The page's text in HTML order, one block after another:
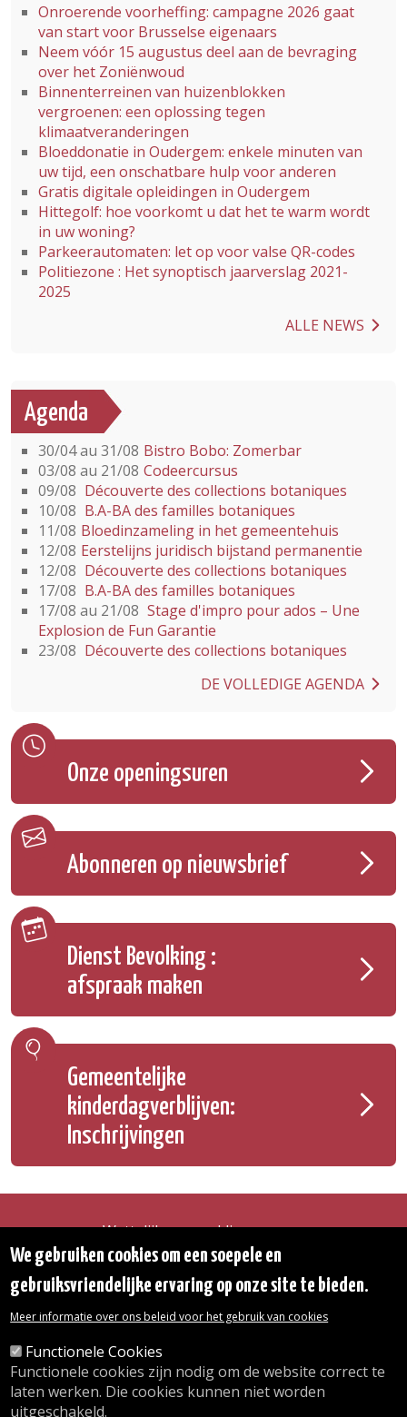
Onroerende voorheffing: campagne 2026 gaat
van start voor Brusselse eigenaars
Neem vóór 15 augustus deel aan de bevraging
over het Zoniënwoud
Binnenterreinen van huizenblokken
vergroenen: een oplossing tegen
klimaatveranderingen
Bloeddonatie in Oudergem: enkele minuten van
uw tijd, een onschatbare hulp voor anderen
Gratis digitale opleidingen in Oudergem
Hittegolf: hoe voorkomt u dat het te warm wordt
in uw woning?
Parkeerautomaten: let op voor valse QR-codes
Politiezone : Het synoptisch jaarverslag 2021-
2025
ALLE NEWS
Agenda
30/04 au 31/08 Bistro Bobo: Zomerbar
03/08 au 21/08 Codeercursus
09/08 Découverte des collections botaniques
10/08 B.A-BA des familles botaniques
11/08 Bloedinzameling in het gemeentehuis
12/08 Eerstelijns juridisch bijstand permanentie
12/08 Découverte des collections botaniques
17/08 B.A-BA des familles botaniques
17/08 au 21/08 Stage d'impro pour ados – Une
Explosion de Fun Garantie
23/08 Découverte des collections botaniques
DE VOLLEDIGE AGENDA
Onze openingsuren
Abonneren op nieuwsbrief
Dienst Bevolking :
afspraak maken
Gemeentelijke
kinderdagverblijven:
Inschrijvingen
Wettelijke vermeldingen
Toegankelijkheidsverklaring
Toegang tot het Gemeentehuis
De gemeente diensten
Contact
© 2026 Gemeente Oudergem
We gebruiken cookies om een soepele en
gebruiksvriendelijke ervaring op onze site te bieden.
Meer informatie over ons beleid voor het gebruik van cookies
Functionele Cookies
Functionele cookies zijn nodig om de website correct te
laten werken. Die cookies kunnen niet worden
uitgeschakeld.